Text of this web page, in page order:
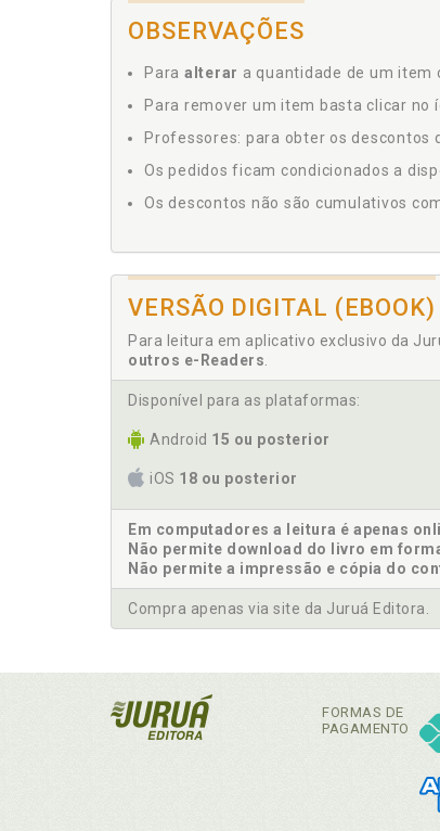
OBSERVAÇÕES
Para alterar a quantidade de um item
Para remover um item basta clicar no
Professores: para obter os descontos
Os pedidos ficam condicionados a
Os descontos não são cumulativos
VERSÃO DIGITAL (EBOOK)
Para leitura em aplicativo exclusivo da
outros e-Readers
Disponível para as plataformas:
Android 15 ou posterior
iOS 18 ou posterior
Em computadores a leitura é apenas
Não permite download do livro em
Não permite a impressão e cópia do
Compra apenas via site da Juruá Editora.
FORMAS DE
PAGAMENTO